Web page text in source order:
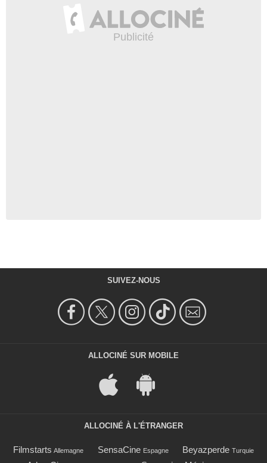
SUIVEZ-NOUS
ALLOCINÉ SUR MOBILE
ALLOCINÉ À L'ÉTRANGER
Filmstarts Allemagne SensaCine Espagne Beyazperde Turquie